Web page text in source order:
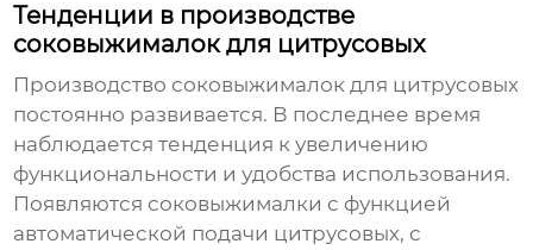
Тенденции в производстве
соковыжималок для цитрусовых
Производство соковыжималок для цитрусовых
постоянно развивается. В последнее время
наблюдается тенденция к увеличению
функциональности и удобства использования.
Появляются соковыжималки с функцией
автоматической подачи цитрусовых, с